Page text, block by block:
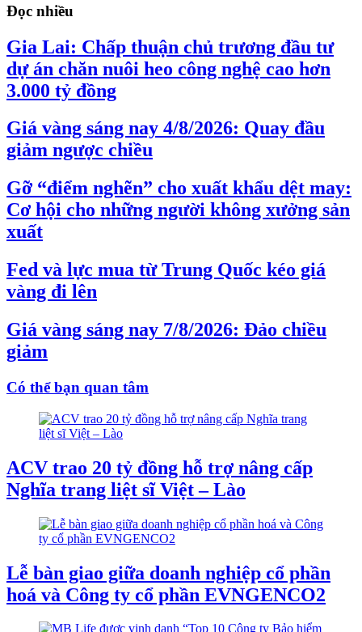
Đọc nhiều
Gia Lai: Chấp thuận chủ trương đầu tư
dự án chăn nuôi heo công nghệ cao hơn
3.000 tỷ đồng
Giá vàng sáng nay 4/8/2026: Quay đầu
giảm ngược chiều
Gỡ “điểm nghẽn” cho xuất khẩu dệt may:
Cơ hội cho những người không xưởng sản
xuất
Fed và lực mua từ Trung Quốc kéo giá
vàng đi lên
Giá vàng sáng nay 7/8/2026: Đảo chiều
giảm
Có thể bạn quan tâm
ACV trao 20 tỷ đồng hỗ trợ nâng cấp
Nghĩa trang liệt sĩ Việt – Lào
Lễ bàn giao giữa doanh nghiệp cổ phần
hoá và Công ty cổ phần EVNGENCO2